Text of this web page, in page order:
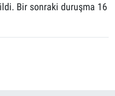
Bir sonraki duruşma 16